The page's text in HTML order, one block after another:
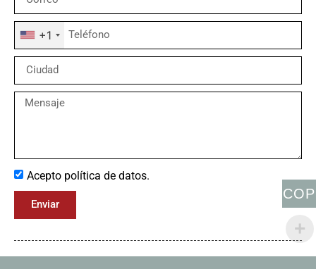
+1
Acepto política de datos.
Enviar
COP